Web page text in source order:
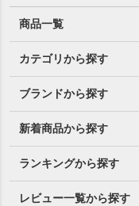
商品一覧
カテゴリから探す
ブランドから探す
新着商品から探す
ランキングから探す
レビュー一覧から探す